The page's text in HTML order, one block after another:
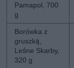
Pamapol, 700
g
Borówka z
gruszką,
Leśne Skarby,
320 g